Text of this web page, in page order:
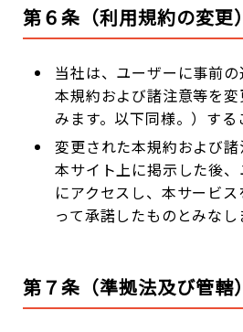
第６条（利用規約の変更）
当社は、ユーザーに事前
本規約および諸注意等を
みます。以下同様。）する
変更された本規約および
本サイト上に掲示した後
にアクセスし、本サービ
って承諾したものとみなし
第７条（準拠法及び管轄）